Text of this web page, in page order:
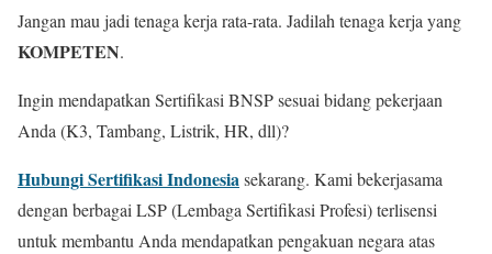
Jangan mau jadi tenaga kerja rata-rata. Jadilah tenaga kerja yang
KOMPETEN.
Ingin mendapatkan Sertifikasi BNSP sesuai bidang pekerjaan
Anda (K3, Tambang, Listrik, HR, dll)?
Hubungi Sertifikasi Indonesiasekarang. Kami bekerjasama
dengan berbagai LSP (Lembaga Sertifikasi Profesi) terlisensi
untuk membantu Anda mendapatkan pengakuan negara atas